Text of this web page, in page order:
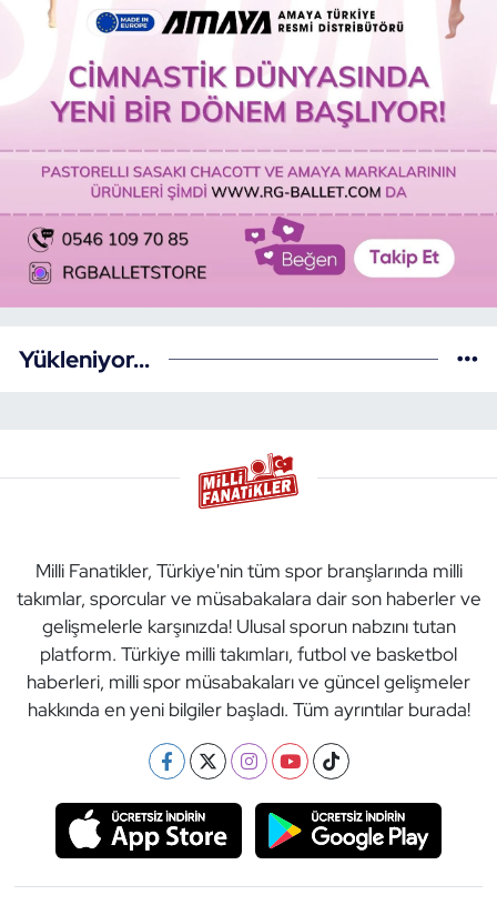
Yükleniyor...
Milli Fanatikler, Türkiye'nin tüm spor branşlarında milli
takımlar, sporcular ve müsabakalara dair son haberler ve
gelişmelerle karşınızda! Ulusal sporun nabzını tutan
platform. Türkiye milli takımları, futbol ve basketbol
haberleri, milli spor müsabakaları ve güncel gelişmeler
hakkında en yeni bilgiler başladı. Tüm ayrıntılar burada!